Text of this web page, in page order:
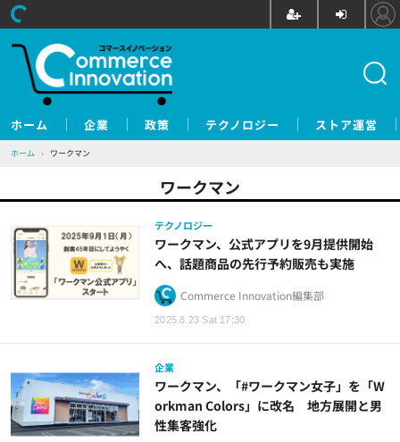
ホーム 企業 政策 テクノロジー ストア運営
ホーム › ワークマン
ワークマン
テクノロジー
2025.8.23 Sat 17:30
ワークマン、公式アプリを9月提供開始
へ、話題商品の先行予約販売も実施
Commerce Innovation編集部
企業
ワークマン、「#ワークマン女子」を「W
orkman Colors」に改名 地方展開と男
性集客強化